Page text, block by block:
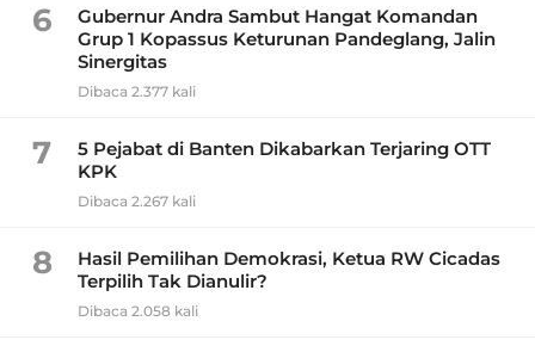
6
Gubernur Andra Sambut Hangat Komandan
Grup 1 Kopassus Keturunan Pandeglang, Jalin
Sinergitas
Dibaca 2.377 kali
7
5 Pejabat di Banten Dikabarkan Terjaring OTT
KPK
Dibaca 2.267 kali
8
Hasil Pemilihan Demokrasi, Ketua RW Cicadas
Terpilih Tak Dianulir?
Dibaca 2.058 kali